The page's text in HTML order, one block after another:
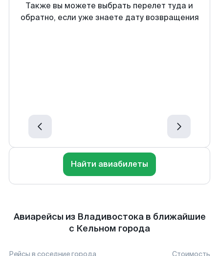
Также вы можете выбрать перелет туда и
обратно, если уже знаете дату возвращения
Найти авиабилеты
Авиарейсы из Владивостока в ближайшие
с Кельном города
Рейсы в соседние города Стоимость